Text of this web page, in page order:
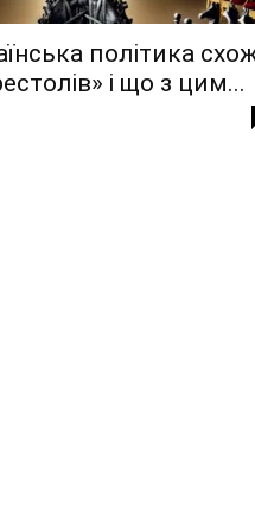
політика
і що з цим...